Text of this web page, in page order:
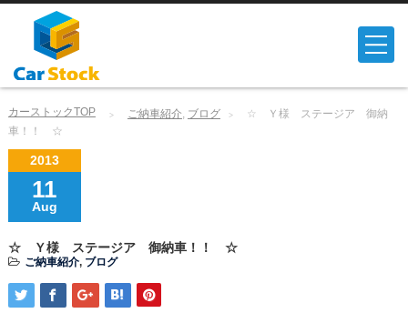
カーストックTOP ご納車紹介 ブログ
☆ Ｙ様 ステージア 御納
車！！ ☆
2013
11
Aug
☆ Ｙ様 ステージア 御納車！！ ☆
ご納車紹介, ブログ